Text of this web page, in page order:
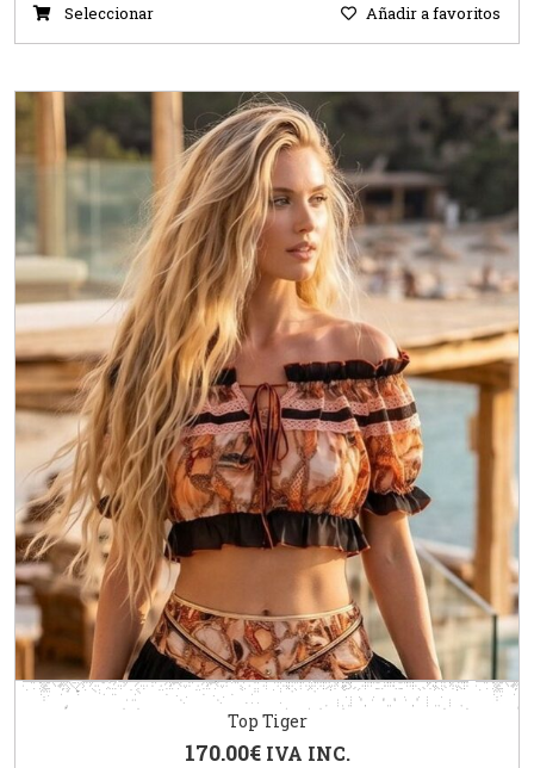
Seleccionar Añadir a favoritos
Top Tiger
170.00€ IVA INC.